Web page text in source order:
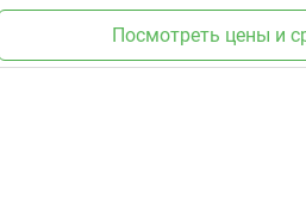
Посмотреть цены и